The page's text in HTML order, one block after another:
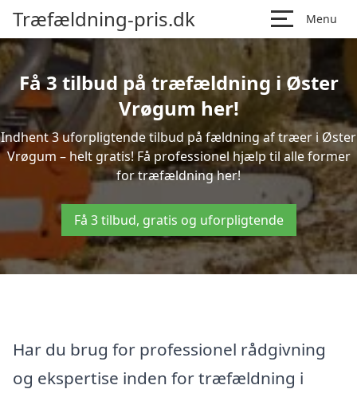
Træfældning-pris.dk Menu
Få 3 tilbud på træfældning i Øster
Vrøgum her!
Indhent 3 uforpligtende tilbud på fældning af træer i Øster
Vrøgum – helt gratis! Få professionel hjælp til alle former
for træfældning her!
Få 3 tilbud, gratis og uforpligtende
Har du brug for professionel rådgivning
og ekspertise inden for træfældning i